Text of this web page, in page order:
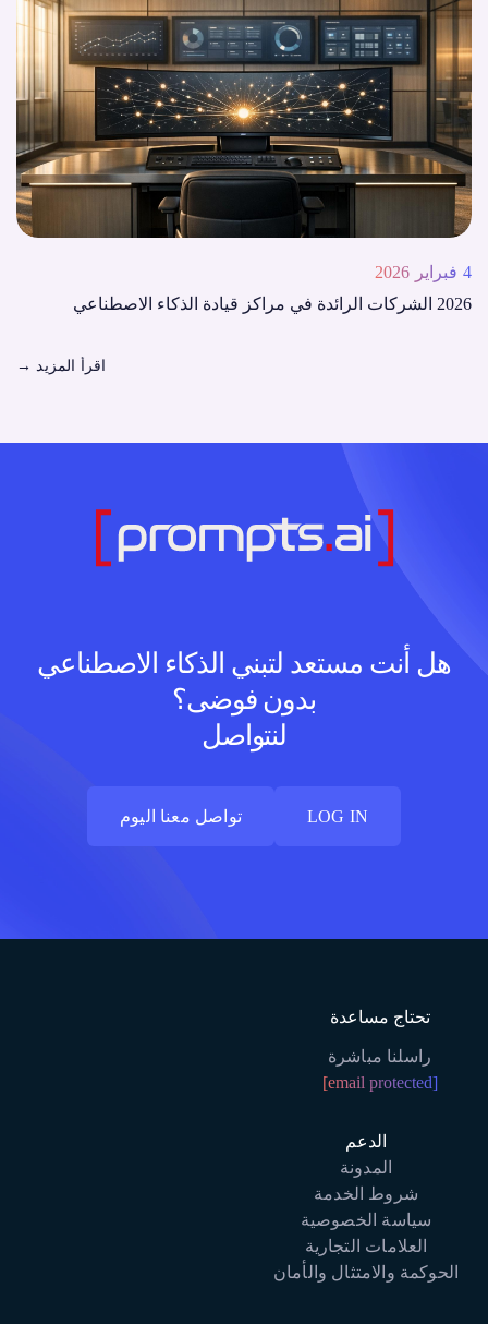
4 فبراير 2026
2026 الشركات الرائدة في مراكز قيادة الذكاء الاصطناعي
اقرأ المزيد →
هل أنت مستعد لتبني الذكاء الاصطناعي
بدون فوضى؟
لنتواصل
تواصل معنا اليوم
LOG IN
تحتاج مساعدة
راسلنا مباشرة
[email protected]
الدعم
المدونة
شروط الخدمة
سياسة الخصوصية
العلامات التجارية
الحوكمة والامتثال والأمان